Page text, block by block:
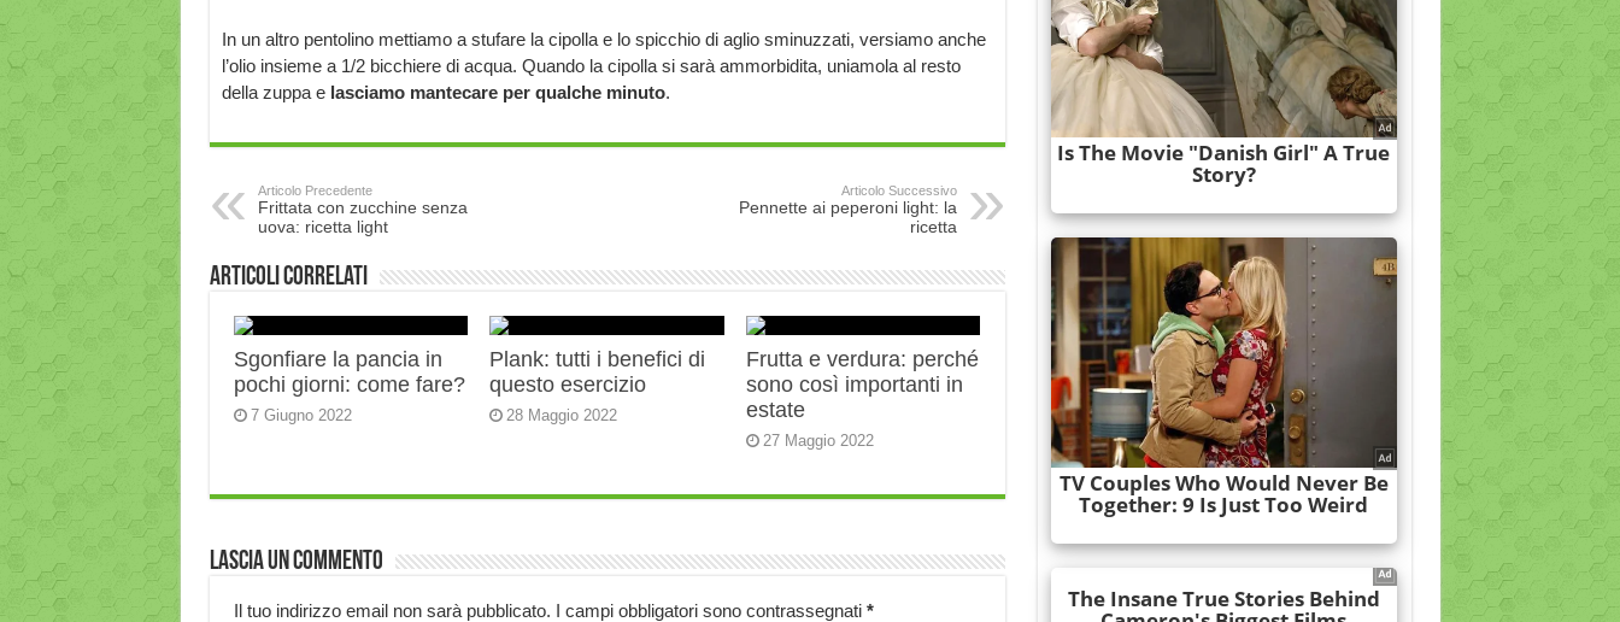
In un altro pentolino mettiamo a stufare la cipolla e lo spicchio di aglio sminuzzati, versiamo anche
l’olio insieme a 1/2 bicchiere di acqua. Quando la cipolla si sarà ammorbidita, uniamola al resto
della zuppa e lasciamo mantecare per qualche minuto.
Articolo Precedente
Frittata con zucchine senza
uova: ricetta light
Articolo Successivo
Pennette ai peperoni light: la
ricetta
Articoli correlati
Sgonfiare la pancia in
pochi giorni: come fare?
7 Giugno 2022
Plank: tutti i benefici di
questo esercizio
28 Maggio 2022
Frutta e verdura: perché
sono così importanti in
estate
27 Maggio 2022
Lascia un commento
Il tuo indirizzo email non sarà pubblicato. I campi obbligatori sono contrassegnati *